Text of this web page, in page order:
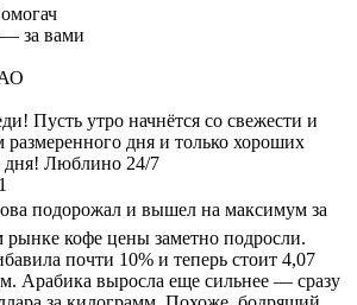
за вами
Пусть утро начнётся со свежести и
дня и только хороших
дня! Люблино 24/7
подорожал и вышел на максимум за
кофе цены заметно подросли.
почти 10% и теперь стоит 4,07
Арабика выросла еще сильнее — сразу